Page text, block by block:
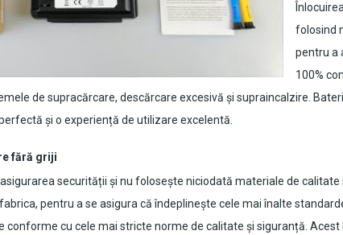
folosind
pentru a
100%
de supracărcare, descărcare excesivă și supraincalzire.
și o experiență de utilizare excelentă.
fără griji
securității și nu folosește niciodată materiale de calitate
pentru a se asigura că îndeplinește cele mai înalte
conforme cu cele mai stricte norme de calitate și siguranță.